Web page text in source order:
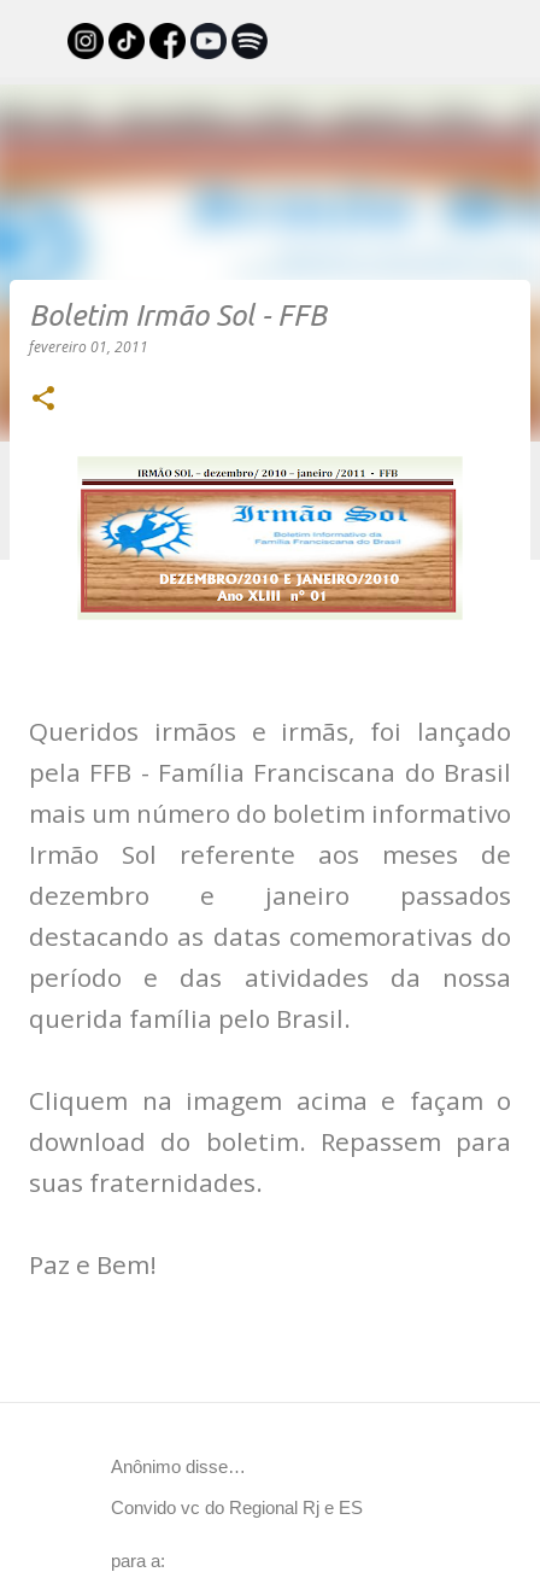
Pular para o conteúdo principal
Boletim Irmão Sol - FFB
fevereiro 01, 2011
Queridos irmãos e irmãs, foi lançado
pela FFB - Família Franciscana do Brasil
mais um número do boletim informativo
Irmão Sol referente aos meses de
dezembro e janeiro passados
destacando as datas comemorativas do
período e das atividades da nossa
querida família pelo Brasil.
Cliquem na imagem acima e façam o
download do boletim. Repassem para
suas fraternidades.
Paz e Bem!
Anônimo disse…
Convido vc do Regional Rj e ES
para a: